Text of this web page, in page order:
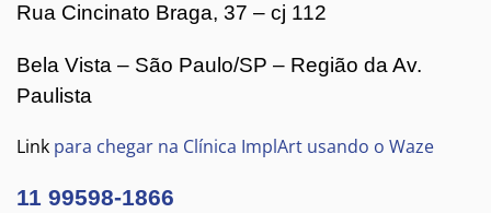
Rua Cincinato Braga, 37 – cj 112
Bela Vista – São Paulo/SP – Região da Av.
Paulista
Link para chegar na Clínica ImplArt usando o Waze
11 99598-1866